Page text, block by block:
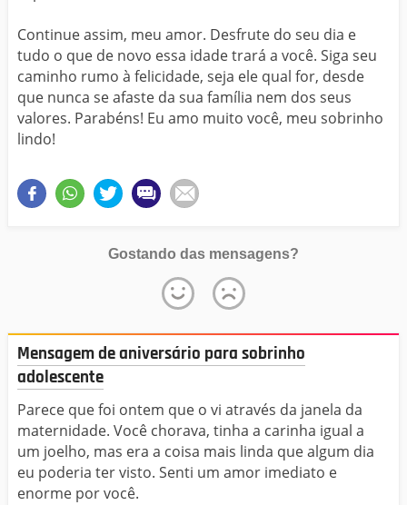
Continue assim, meu amor. Desfrute do seu dia e
tudo o que de novo essa idade trará a você. Siga seu
caminho rumo à felicidade, seja ele qual for, desde
que nunca se afaste da sua família nem dos seus
valores. Parabéns! Eu amo muito você, meu sobrinho
lindo!
Gostando das mensagens?
Mensagem de aniversário para sobrinho
adolescente
Parece que foi ontem que o vi através da janela da
maternidade. Você chorava, tinha a carinha igual a
um joelho, mas era a coisa mais linda que algum dia
eu poderia ter visto. Senti um amor imediato e
enorme por você.